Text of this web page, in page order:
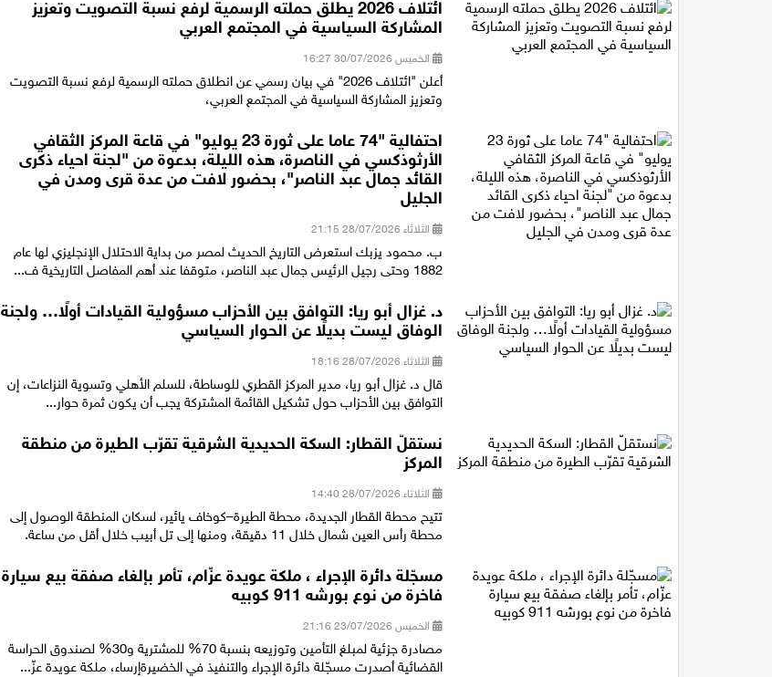
ائتلاف 2026 يطلق حملته الرسمية لرفع نسبة التصويت وتعزيز
المشاركة السياسية في المجتمع العربي
الخميس 30/07/2026 16:27
أعلن "ائتلاف 2026" في بيان رسمي عن انطلاق حملته الرسمية لرفع نسبة التصويت
وتعزيز المشاركة السياسية في المجتمع العربي،
احتفالية "74 عاما على ثورة 23 يوليو" في قاعة المركز الثقافي
الأرثوذكسي في الناصرة، هذه الليلة، بدعوة من "لجنة احياء ذكرى
القائد جمال عبد الناصر"، بحضور لافت من عدة قرى ومدن في
الجليل
الثلاثاء 28/07/2026 21:15
ب. محمود يزبك استعرض التاريخ الحديث لمصر من بداية الاحتلال الإنجليزي لها عام
1882 وحتى رجيل الرئيس جمال عبد الناصر، متوقفا عند أهم المفاصل التاريخية ف...
د. غزال أبو ريا: التوافق بين الأحزاب مسؤولية القيادات أولًا… ولجنة
الوفاق ليست بديلًا عن الحوار السياسي
الثلاثاء 28/07/2026 18:16
قال د. غزال أبو ريا، مدير المركز القطري للوساطة، للسلم الأهلي وتسوية النزاعات، إن
التوافق بين الأحزاب حول تشكيل القائمة المشتركة يجب أن يكون ثمرة حوار...
نستقلّ القطار: السكة الحديدية الشرقية تقرّب الطيرة من منطقة
المركز
الثلاثاء 28/07/2026 14:40
تتيح محطة القطار الجديدة، محطة الطيرة–كوخاف يائير، لسكان المنطقة الوصول إلى
محطة رأس العين شمال خلال 11 دقيقة، ومنها إلى تل أبيب خلال أقل من ساعة.
مسجّلة دائرة الإجراء ، ملكة عويدة عزّام، تأمر بإلغاء صفقة بيع سيارة
فاخرة من نوع بورشه 911 كوبيه
الخميس 23/07/2026 21:16
مصادرة جزئية لمبلغ التأمين وتوزيعه بنسبة 70% للمشترية و30% لصندوق الحراسة
القضائية أصدرت مسجّلة دائرة الإجراء والتنفيذ في الخضيرةإرساء، ملكة عويدة عزّ...